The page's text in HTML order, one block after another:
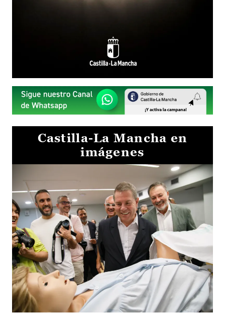
Castilla-La Mancha en
imágenes